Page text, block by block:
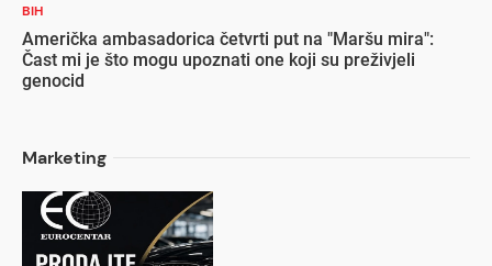
BIH
Američka ambasadorica četvrti put na "Maršu mira":
Čast mi je što mogu upoznati one koji su preživjeli
genocid
Marketing